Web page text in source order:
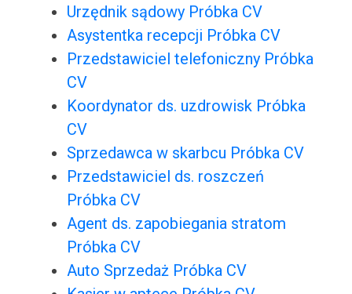
Urzędnik sądowy Próbka CV
Asystentka recepcji Próbka CV
Przedstawiciel telefoniczny Próbka
CV
Koordynator ds. uzdrowisk Próbka
CV
Sprzedawca w skarbcu Próbka CV
Przedstawiciel ds. roszczeń
Próbka CV
Agent ds. zapobiegania stratom
Próbka CV
Auto Sprzedaż Próbka CV